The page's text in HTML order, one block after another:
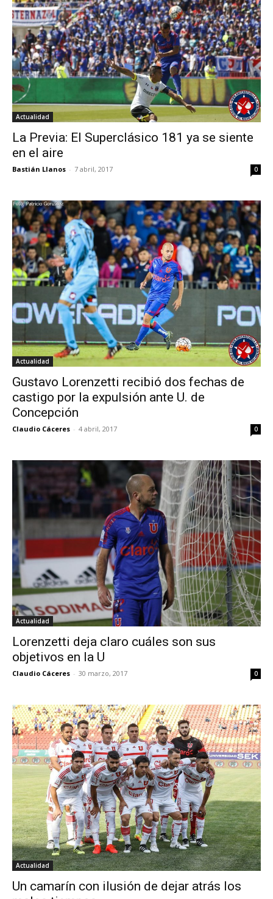
Actualidad
La Previa: El Superclásico 181 ya se siente
en el aire
Bastián Llanos - 7 abril, 2017 0
Actualidad
Gustavo Lorenzetti recibió dos fechas de
castigo por la expulsión ante U. de
Concepción
Claudio Cáceres - 4 abril, 2017 0
Actualidad
Lorenzetti deja claro cuáles son sus
objetivos en la U
Claudio Cáceres - 30 marzo, 2017 0
Actualidad
Un camarín con ilusión de dejar atrás los